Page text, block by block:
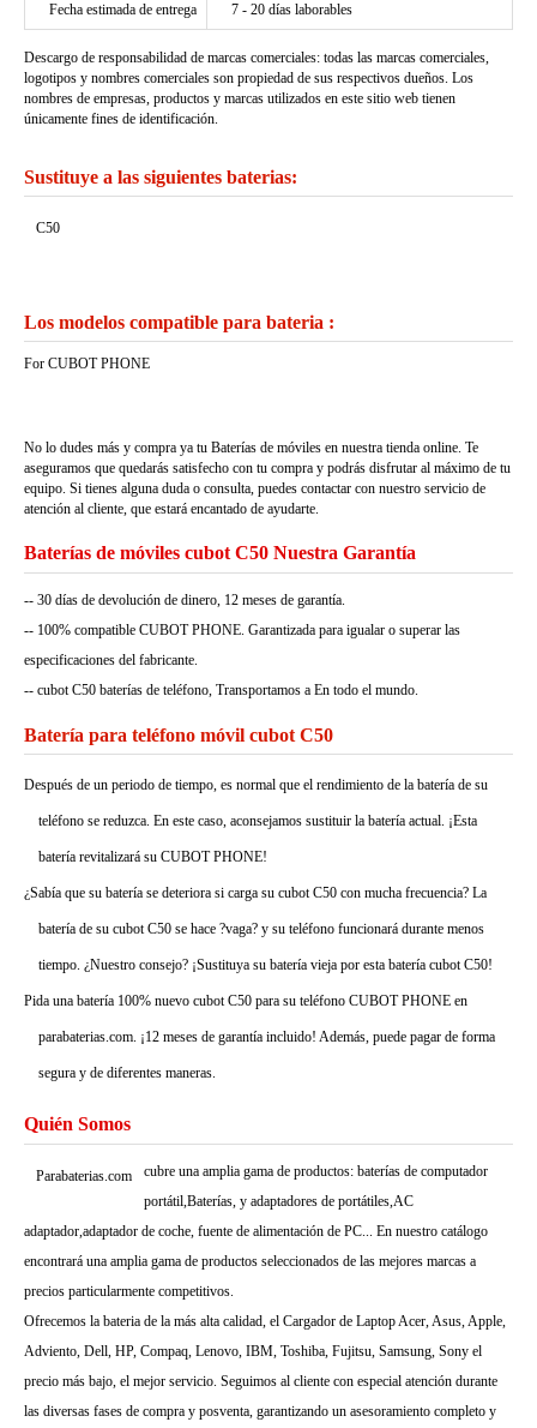
Fecha estimada de entrega 7 - 20 días laborables
Descargo de responsabilidad de marcas comerciales: todas las marcas comerciales,
logotipos y nombres comerciales son propiedad de sus respectivos dueños. Los
nombres de empresas, productos y marcas utilizados en este sitio web tienen
únicamente fines de identificación.
Sustituye a las siguientes baterias:
C50
Los modelos compatible para bateria :
For CUBOT PHONE
No lo dudes más y compra ya tu Baterías de móviles en nuestra tienda online. Te
aseguramos que quedarás satisfecho con tu compra y podrás disfrutar al máximo de tu
equipo. Si tienes alguna duda o consulta, puedes contactar con nuestro servicio de
atención al cliente, que estará encantado de ayudarte.
Baterías de móviles cubot C50 Nuestra Garantía
-- 30 días de devolución de dinero, 12 meses de garantía.
-- 100% compatible CUBOT PHONE. Garantizada para igualar o superar las
especificaciones del fabricante.
-- cubot C50 baterías de teléfono, Transportamos a En todo el mundo.
Batería para teléfono móvil cubot C50
Después de un periodo de tiempo, es normal que el rendimiento de la batería de su
teléfono se reduzca. En este caso, aconsejamos sustituir la batería actual. ¡Esta
batería revitalizará su CUBOT PHONE!
¿Sabía que su batería se deteriora si carga su cubot C50 con mucha frecuencia? La
batería de su cubot C50 se hace ?vaga? y su teléfono funcionará durante menos
tiempo. ¿Nuestro consejo? ¡Sustituya su batería vieja por esta batería cubot C50!
Pida una batería 100% nuevo cubot C50 para su teléfono CUBOT PHONE en
parabaterias.com. ¡12 meses de garantía incluido! Además, puede pagar de forma
segura y de diferentes maneras.
Quién Somos
Parabaterias.com
cubre una amplia gama de productos: baterías de computador
portátil,Baterías, y adaptadores de portátiles,AC
adaptador,adaptador de coche, fuente de alimentación de PC... En nuestro catálogo
encontrará una amplia gama de productos seleccionados de las mejores marcas a
precios particularmente competitivos.
Ofrecemos la bateria de la más alta calidad, el Cargador de Laptop Acer, Asus, Apple,
Adviento, Dell, HP, Compaq, Lenovo, IBM, Toshiba, Fujitsu, Samsung, Sony el
precio más bajo, el mejor servicio. Seguimos al cliente con especial atención durante
las diversas fases de compra y posventa, garantizando un asesoramiento completo y